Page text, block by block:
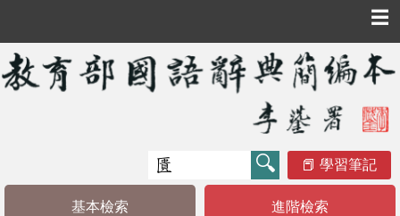
☰
學習筆記
基本檢索 進階檢索